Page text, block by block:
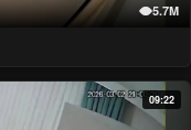
5.7M
09:22